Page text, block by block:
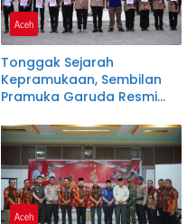
Aceh
Tonggak Sejarah
Kepramukaan, Sembilan
Pramuka Garuda Resmi
Aceh